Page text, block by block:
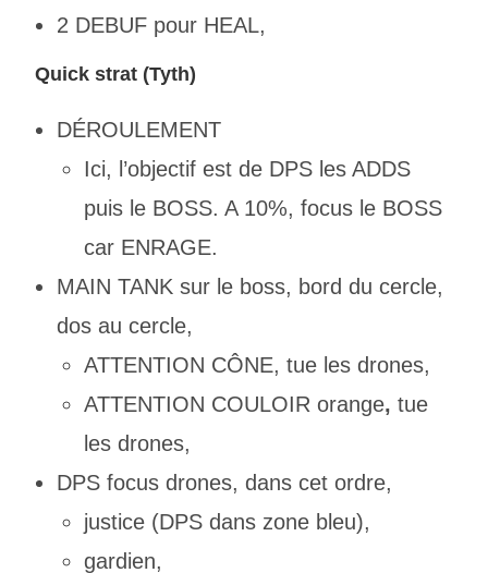
2 DEBUF pour HEAL,
Quick strat (Tyth)
DÉROULEMENT
Ici, l’objectif est de DPS les ADDS
puis le BOSS. A 10%, focus le BOSS
car ENRAGE.
MAIN TANK sur le boss, bord du cercle,
dos au cercle,
ATTENTION CÔNE, tue les drones,
ATTENTION COULOIR orange, tue
les drones,
DPS focus drones, dans cet ordre,
justice (DPS dans zone bleu),
gardien,